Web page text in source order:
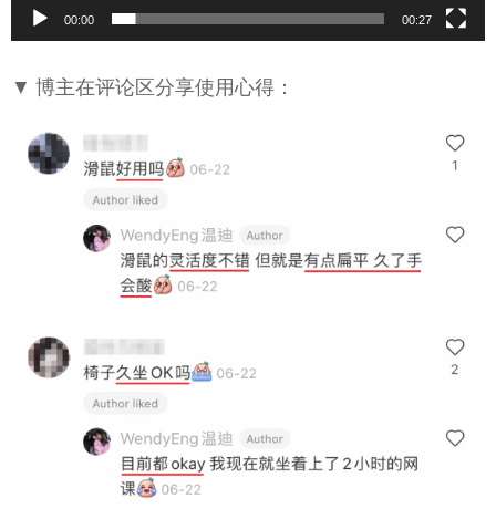
00:00 00:27
▼ 博主在评论区分享使用心得：